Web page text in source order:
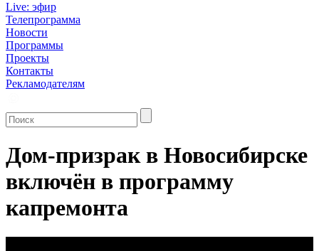
Live: эфир
Телепрограмма
Новости
Программы
Проекты
Контакты
Рекламодателям
Дом-призрак в Новосибирске
включён в программу
капремонта